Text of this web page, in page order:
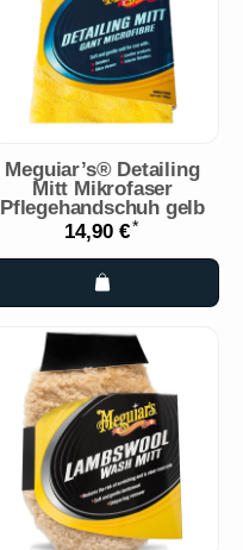
Meguiar’s® Detailing
Mitt Mikrofaser
Pflegehandschuh gelb
14,90 €*